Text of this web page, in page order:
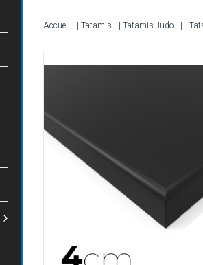
Accueil Tatamis Tatamis Judo